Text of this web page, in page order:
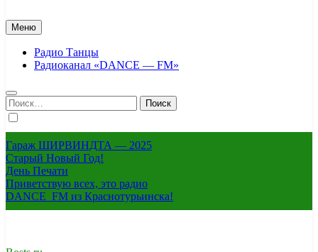
Меню
Радио Танцы
Радиоканал «DANCE — FM»
Найти:
Гараж ШИРВИНДТА — 2025
Старый Новый Год!
День Печати
Приветствую всех, это радио
DANCE_FM из Краснотурьинска!